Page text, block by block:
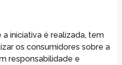
a iniciativa é realizada, tem
os consumidores sobre a
responsabilidade e